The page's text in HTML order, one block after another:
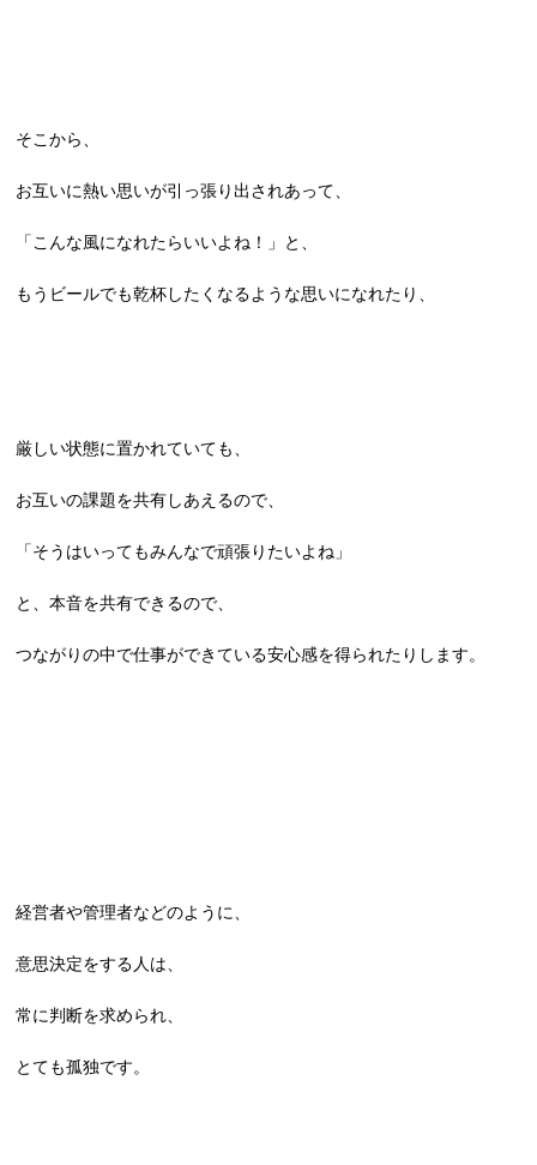
そこから、
お互いに熱い思いが引っ張り出されあって、
「こんな風になれたらいいよね！」と、
もうビールでも乾杯したくなるような思いになれたり、
厳しい状態に置かれていても、
お互いの課題を共有しあえるので、
「そうはいってもみんなで頑張りたいよね」
と、本音を共有できるので、
つながりの中で仕事ができている安心感を得られたりします。
経営者や管理者などのように、
意思決定をする人は、
常に判断を求められ、
とても孤独です。